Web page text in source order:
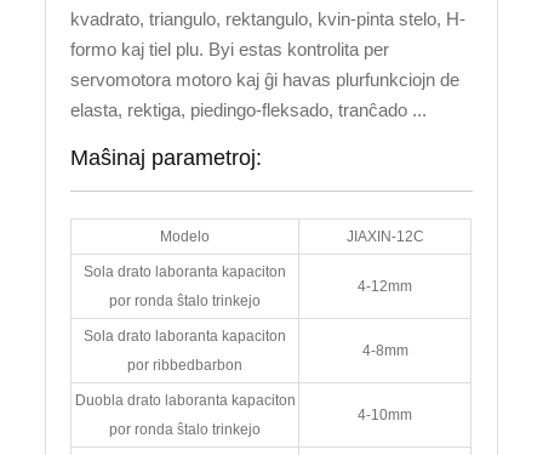
kvadrato, triangulo, rektangulo, kvin-pinta stelo, H-
formo kaj tiel plu. Byi estas kontrolita per
servomotora motoro kaj ĝi havas plurfunkciojn de
elasta, rektiga, piedingo-fleksado, tranĉado ...
Maŝinaj parametroj:
Modelo JIAXIN-12C
Sola drato laboranta kapaciton
por ronda ŝtalo trinkejo
4-12mm
Sola drato laboranta kapaciton
por ribbedbarbon
4-8mm
Duobla drato laboranta kapaciton
por ronda ŝtalo trinkejo
4-10mm